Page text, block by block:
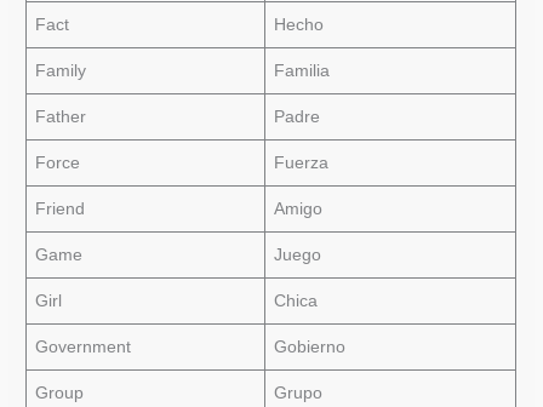
Fact Hecho
Family Familia
Father Padre
Force Fuerza
Friend Amigo
Game Juego
Girl Chica
Government Gobierno
Group Grupo